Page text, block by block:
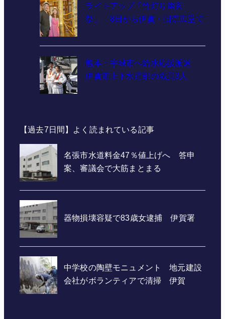
ライトアップ「竹灯り幽玄
祭」 8日から伊賀・旧崇広堂で
熊本・宇城市へ給水応援派遣
伊賀市上下水道部の職員3人
【過去7日間】よく読まれている記事